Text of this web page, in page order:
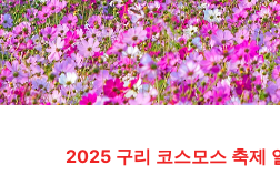
2025 구리 코스모스 축제